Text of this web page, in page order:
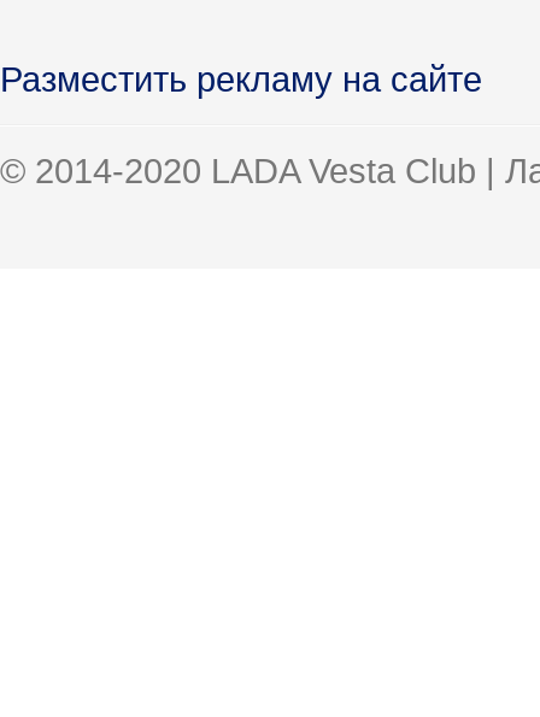
Разместить рекламу на сайте
© 2014-2020 LADA Vesta Club |